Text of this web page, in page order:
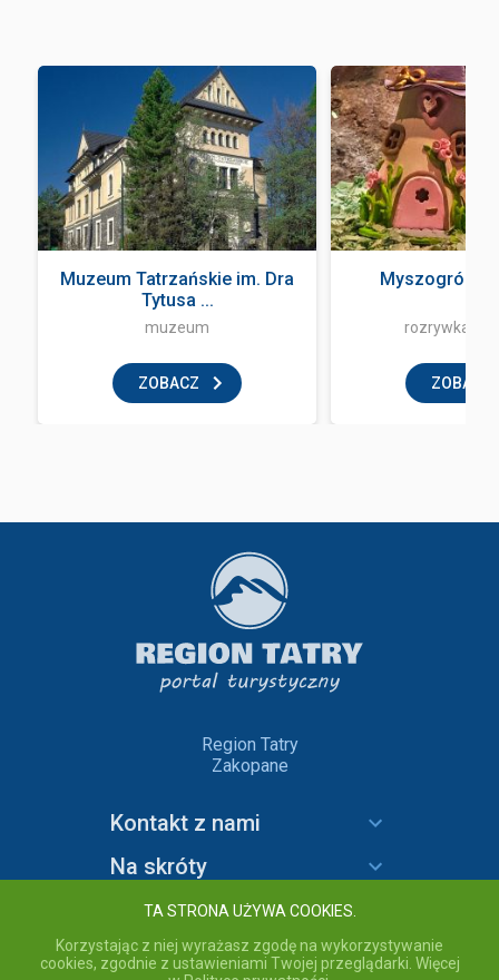
Muzeum Tatrzańskie im. Dra
Tytusa ...
muzeum
ZOBACZ
Myszogród
rozrywka i
ZOBACZ
Region Tatry
Zakopane
Kontakt z nami
Na skróty
Informacje
TA STRONA UŻYWA COOKIES.
Korzystając z niej wyrażasz zgodę na wykorzystywanie
cookies, zgodnie z ustawieniami Twojej przeglądarki. Więcej